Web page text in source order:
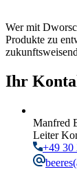
Wer mit
Produkte zu
Ihr
Manfred
Leiter
+49 30
beeres